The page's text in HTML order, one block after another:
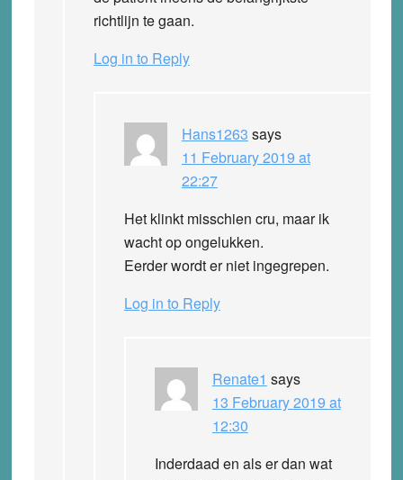
richtlijn te gaan.
Log in to Reply
Hans1263 says
11 February 2019 at
22:27
Het klinkt misschien cru, maar ik
wacht op ongelukken.
Eerder wordt er niet ingegrepen.
Log in to Reply
Renate1 says
13 February 2019 at
12:30
Inderdaad en als er dan wat